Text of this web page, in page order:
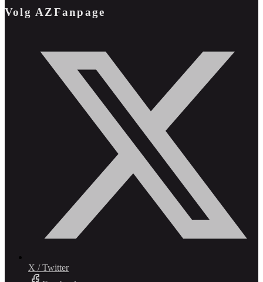
Volg AZFanpage
X / Twitter